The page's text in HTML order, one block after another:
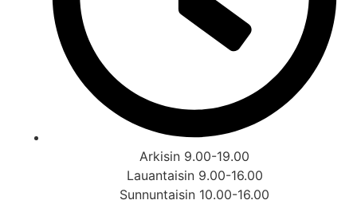
Arkisin 9.00-19.00
Lauantaisin 9.00-16.00
Sunnuntaisin 10.00-16.00